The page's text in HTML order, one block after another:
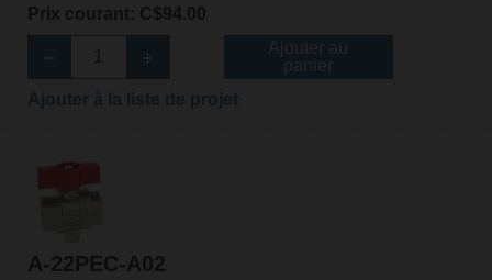
Prix courant: C$94.00
A-22PEC-A02